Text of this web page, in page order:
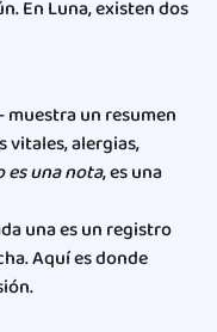
En Luna, existen dos
muestra un resumen
vitales, alergias,
es una nota, es una
una es un registro
Aquí es donde